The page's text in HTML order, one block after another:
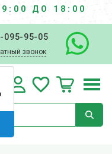
ДО 18:00
095-95-05
звонок